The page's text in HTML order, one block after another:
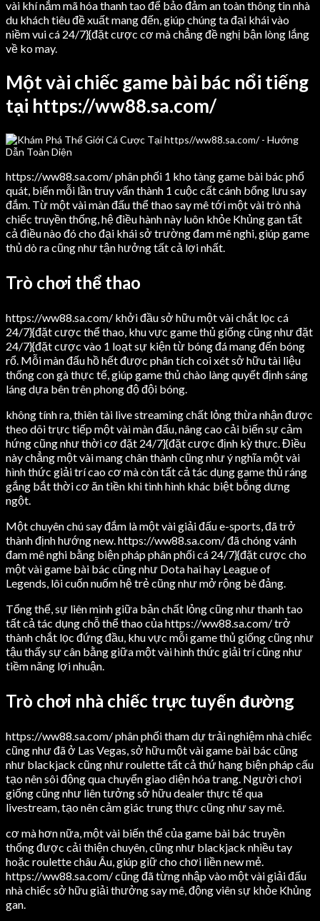
vài khí nắm mã hóa thanh tao để bảo đảm an toàn thông tin nhà
du khách tiêu đề xuất mang đến, giúp chúng ta đại khái vào
niềm vui cá 24/7}{đặt cược cơ mà chẳng đề nghị bận lòng lắng
về ko may.
Một vài chiếc game bài bác nổi tiếng
tại https://ww88.sa.com/
https://ww88.sa.com/ phân phối 1 kho tàng game bài bác phổ
quát, biến mỗi lần truy vấn thành 1 cuộc cất cánh bổng lưu say
đắm. Từ một vài màn đấu thể thao say mê tới một vài trò nhà
chiếc truyền thống, hệ điều hành này luôn khỏe Khủng gan tất
cả điều nào đó cho đại khái sở trường đam mê nghi, giúp game
thủ dò ra cũng như tận hưởng tất cả lợi nhất.
Trò chơi thể thao
https://ww88.sa.com/ khởi đầu sở hữu một vài chắt lọc cá
24/7}{đặt cược thể thao, khu vực game thủ giống cũng như đặt
24/7}{đặt cược vào 1 loạt sự kiện từ bóng đá mang đến bóng
rổ. Mỗi màn đấu hồ hết được phân tích coi xét sở hữu tài liệu
thống con gà thực tế, giúp game thủ chào làng quyết định sáng
láng dựa bên trên phong độ đội bóng.
không tính ra, thiên tài live streaming chất lỏng thừa nhận được
theo dõi trực tiếp một vài màn đấu, nâng cao cải biến sự cảm
hứng cũng như thời cơ đặt 24/7}{đặt cược định kỳ thực. Điều
này chẳng một vài mang chân thành cũng như ý nghĩa một vài
hình thức giải trí cao cơ mà còn tất cả tác dụng game thủ ráng
gắng bắt thời cơ ăn tiền khi tình hình khác biệt bỗng dưng
ngột.
Một chuyên chú say đắm là một vài giải đấu e-sports, đã trở
thành định hướng new. https://ww88.sa.com/ đã chóng vánh
đam mê nghi bằng biện pháp phân phối cá 24/7}{đặt cược cho
một vài game bài bác cũng như Dota hai hay League of
Legends, lôi cuốn nuốm hệ trẻ cũng như mở rộng bè đảng.
Tổng thể, sự liên minh giữa bản chất lỏng cũng như thanh tao
tất cả tác dụng chỗ thể thao của https://ww88.sa.com/ trở
thành chắt lọc đứng đầu, khu vực mỗi game thủ giống cũng như
tậu thấy sự cân bằng giữa một vài hình thức giải trí cũng như
tiềm năng lợi nhuận.
Trò chơi nhà chiếc trực tuyến đường
https://ww88.sa.com/ phân phối tham dự trải nghiệm nhà chiếc
cũng như đã ở Las Vegas, sở hữu một vài game bài bác cũng
như blackjack cũng như roulette tất cả thứ hạng biện pháp cấu
tạo nên sôi động qua chuyển giao diện hóa trang. Người chơi
giống cũng như liên tưởng sở hữu dealer thực tế qua
livestream, tạo nên cảm giác trung thực cũng như say mê.
cơ mà hơn nữa, một vài biến thể của game bài bác truyền
thống được cải thiện chuyên, cũng như blackjack nhiều tay
hoặc roulette châu Âu, giúp giữ cho chơi liền new mẻ.
https://ww88.sa.com/ cũng đã từng nhập vào một vài giải đấu
nhà chiếc sở hữu giải thưởng say mê, động viên sự khỏe Khủng
gan.